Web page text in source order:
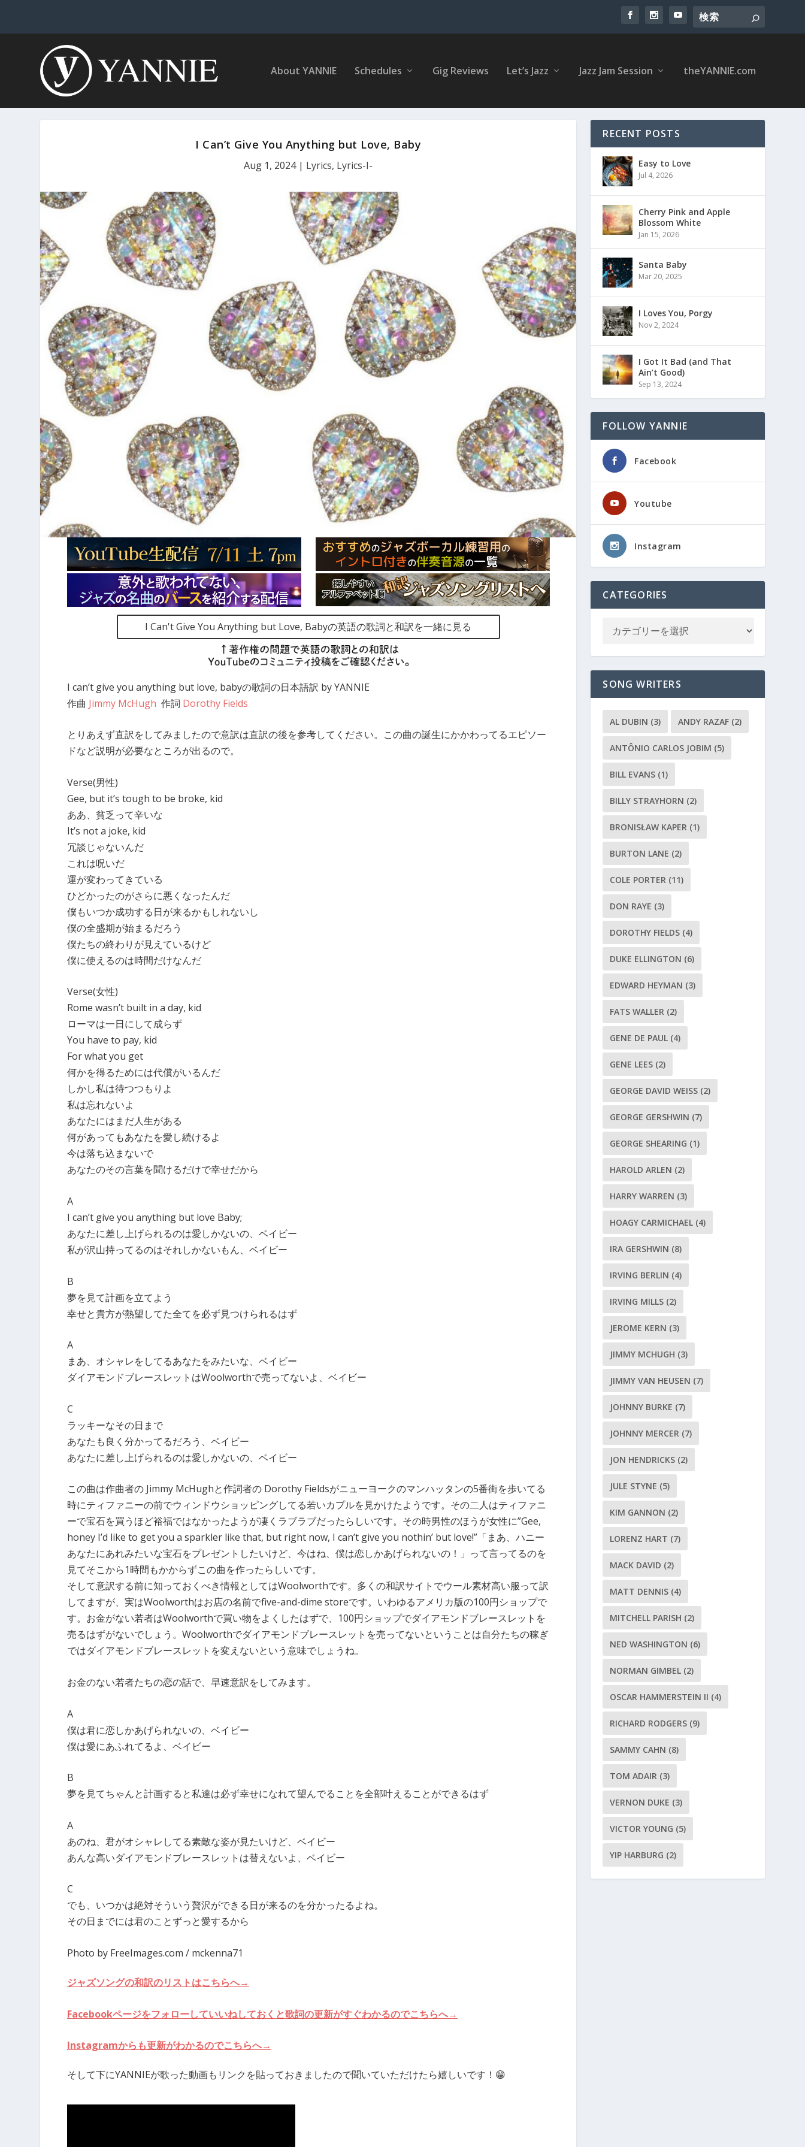
About YANNIE Schedules Gig Reviews Let’s Jazz Jazz Jam Session theYANNIE.com
I Can’t Give You Anything but Love, Baby
Aug 1, 2024| Lyrics, Lyrics-I-
I Can't Give You Anything but Love, Babyの英語の歌詞と和訳を一緒に見る
I can’t give you anything but love, babyの歌詞の日本語訳 by YANNIE
作曲 Jimmy McHugh 作詞 Dorothy Fields
とりあえず直訳をしてみましたので意訳は直訳の後を参考してください。この曲の誕生にかかわってるエピソー
ドなど説明が必要なところが出るので。
Verse(男性)
Gee, but it’s tough to be broke, kid
ああ、貧乏って辛いな
It’s not a joke, kid
冗談じゃないんだ
これは呪いだ
運が変わってきている
ひどかったのがさらに悪くなったんだ
僕もいつか成功する日が来るかもしれないし
僕の全盛期が始まるだろう
僕たちの終わりが見えているけど
僕に使えるのは時間だけなんだ
Verse(女性)
Rome wasn’t built in a day, kid
ローマは一日にして成らず
You have to pay, kid
For what you get
何かを得るためには代償がいるんだ
しかし私は待つつもりよ
私は忘れないよ
あなたにはまだ人生がある
何があってもあなたを愛し続けるよ
今は落ち込まないで
あなたのその言葉を聞けるだけで幸せだから
A
I can’t give you anything but love Baby;
あなたに差し上げられるのは愛しかないの、ベイビー
私が沢山持ってるのはそれしかないもん、ベイビー
B
夢を見て計画を立てよう
幸せと貴方が熱望してた全てを必ず見つけられるはず
A
まあ、オシャレをしてるあなたをみたいな、ベイビー
ダイアモンドブレースレットはWoolworthで売ってないよ、ベイビー
C
ラッキーなその日まで
あなたも良く分かってるだろう、ベイビー
あなたに差し上げられるのは愛しかないの、ベイビー
この曲は作曲者の Jimmy McHughと作詞者の Dorothy Fieldsがニューヨークのマンハッタンの5番街を歩いてる
時にティファニーの前でウィンドウショッピングしてる若いカプルを見かけたようです。その二人はティファニ
ーで宝石を買うほど裕福ではなかったようが凄くラブラブだったらしいです。その時男性のほうが女性に”Gee,
honey I’d like to get you a sparkler like that, but right now, I can’t give you nothin’ but love!”「まあ、ハニー
あなたにあれみたいな宝石をプレゼントしたいけど、今はね、僕は恋しかあげられないの！」って言ってるのを
見てそこから1時間もかからずこの曲を作ったらしいです。
そして意訳する前に知っておくべき情報としてはWoolworthです。多くの和訳サイトでウール素材高い服って訳
してますが、実はWoolworthはお店の名前でfive-and-dime storeです。いわゆるアメリカ版の100円ショップで
す。お金がない若者はWoolworthで買い物をよくしたはずで、100円ショップでダイアモンドブレースレットを
売るはずがないでしょう。Woolworthでダイアモンドブレースレットを売ってないということは自分たちの稼ぎ
ではダイアモンドブレースレットを変えないという意味でしょうね。
お金のない若者たちの恋の話で、早速意訳をしてみます。
A
僕は君に恋しかあげられないの、ベイビー
僕は愛にあふれてるよ、ベイビー
B
夢を見てちゃんと計画すると私達は必ず幸せになれて望んでることを全部叶えることができるはず
A
あのね、君がオシャレしてる素敵な姿が見たいけど、ベイビー
あんな高いダイアモンドブレースレットは替えないよ、ベイビー
C
でも、いつかは絶対そういう贅沢ができる日が来るのを分かったるよね。
その日までには君のことずっと愛するから
Photo by FreeImages.com / mckenna71
ジャズソングの和訳のリストはこちらへ→
Facebookページをフォローしていいねしておくと歌詞の更新がすぐわかるのでこちらへ→
Instagramからも更新がわかるのでこちらへ→
そして下にYANNIEが歌った動画もリンクを貼っておきましたので聞いていただけたら嬉しいです！😁
RECENT POSTS
Easy to Love
Jul 4, 2026
Cherry Pink and Apple
Blossom White
Jan 15, 2026
Santa Baby
Mar 20, 2025
I Loves You, Porgy
Nov 2, 2024
I Got It Bad (and That
Ain’t Good)
Sep 13, 2024
FOLLOW YANNIE
Facebook
Youtube
Instagram
CATEGORIES
SONG WRITERS
AL DUBIN (3) ANDY RAZAF (2)
ANTÔNIO CARLOS JOBIM (5)
BILL EVANS (1)
BILLY STRAYHORN (2)
BRONISŁAW KAPER (1)
BURTON LANE (2)
COLE PORTER (11)
DON RAYE (3)
DOROTHY FIELDS (4)
DUKE ELLINGTON (6)
EDWARD HEYMAN (3)
FATS WALLER (2)
GENE DE PAUL (4)
GENE LEES (2)
GEORGE DAVID WEISS (2)
GEORGE GERSHWIN (7)
GEORGE SHEARING (1)
HAROLD ARLEN (2)
HARRY WARREN (3)
HOAGY CARMICHAEL (4)
IRA GERSHWIN (8)
IRVING BERLIN (4)
IRVING MILLS (2)
JEROME KERN (3)
JIMMY MCHUGH (3)
JIMMY VAN HEUSEN (7)
JOHNNY BURKE (7)
JOHNNY MERCER (7)
JON HENDRICKS (2)
JULE STYNE (5)
KIM GANNON (2)
LORENZ HART (7)
MACK DAVID (2)
MATT DENNIS (4)
MITCHELL PARISH (2)
NED WASHINGTON (6)
NORMAN GIMBEL (2)
OSCAR HAMMERSTEIN II (4)
RICHARD RODGERS (9)
SAMMY CAHN (8)
TOM ADAIR (3)
VERNON DUKE (3)
VICTOR YOUNG (5)
YIP HARBURG (2)